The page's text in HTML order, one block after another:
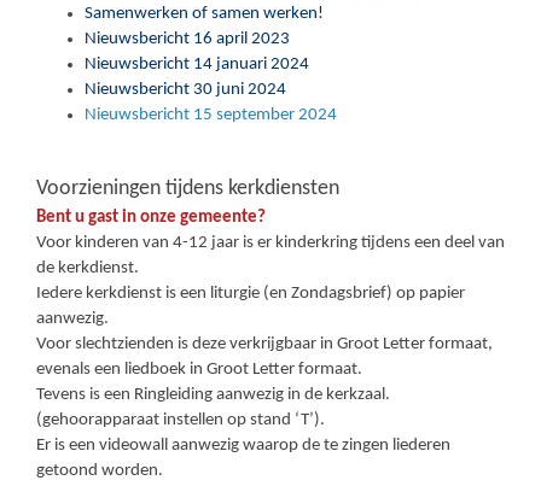
Samenwerken of samen werken!
Nieuwsbericht 16 april 2023
Nieuwsbericht 14 januari 2024
Nieuwsbericht 30 juni 2024
Nieuwsbericht 15 september 2024
Voorzieningen tijdens kerkdiensten
Bent u gast in onze gemeente?
Voor kinderen van 4-12 jaar is er kinderkring tijdens een deel van
de kerkdienst.
Iedere kerkdienst is een liturgie (en Zondagsbrief) op papier
aanwezig.
Voor slechtzienden is deze verkrijgbaar in Groot Letter formaat,
evenals een liedboek in Groot Letter formaat.
Tevens is een Ringleiding aanwezig in de kerkzaal.
(gehoorapparaat instellen op stand ‘T’).
Er is een videowall aanwezig waarop de te zingen liederen
getoond worden.